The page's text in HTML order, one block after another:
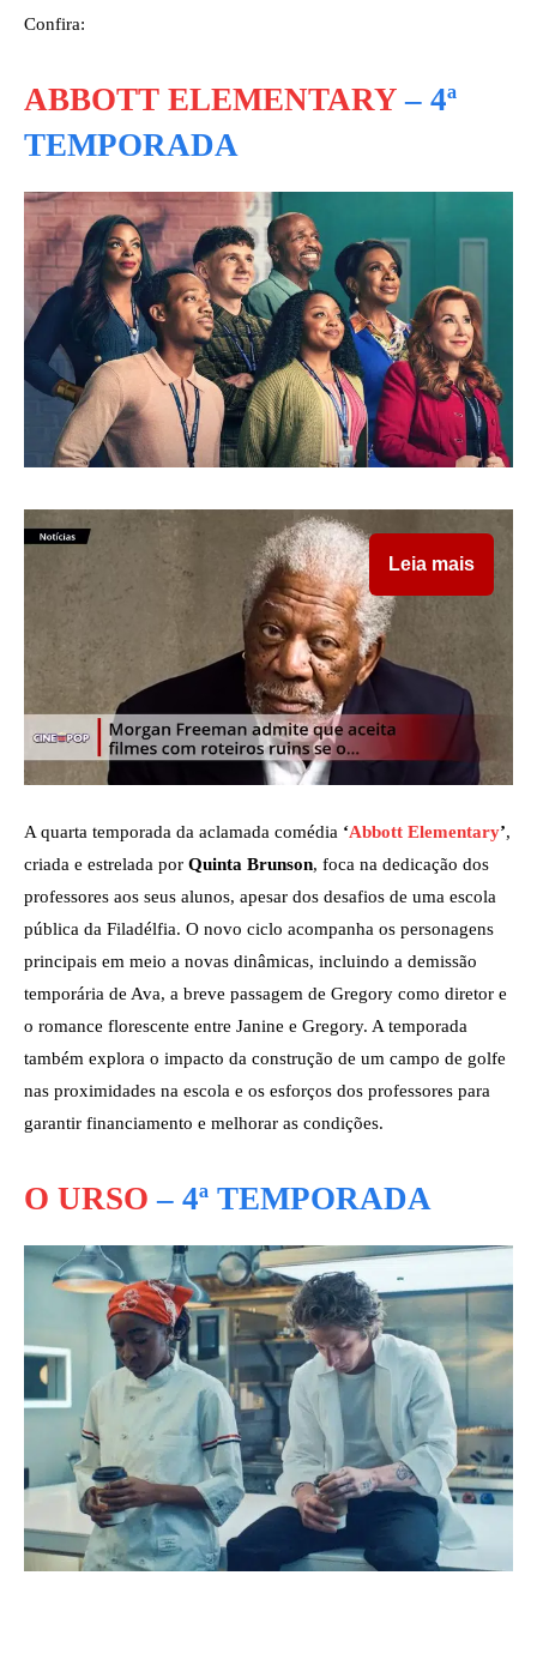
Confira:
ABBOTT ELEMENTARY – 4ª
TEMPORADA
Leia mais
A quarta temporada da aclamada comédia ‘Abbott Elementary’,
criada e estrelada por Quinta Brunson, foca na dedicação dos
professores aos seus alunos, apesar dos desafios de uma escola
pública da Filadélfia. O novo ciclo acompanha os personagens
principais em meio a novas dinâmicas, incluindo a demissão
temporária de Ava, a breve passagem de Gregory como diretor e
o romance florescente entre Janine e Gregory. A temporada
também explora o impacto da construção de um campo de golfe
nas proximidades na escola e os esforços dos professores para
garantir financiamento e melhorar as condições.
O URSO – 4ª TEMPORADA